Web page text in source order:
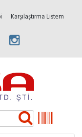
Karşılaştırma Listem